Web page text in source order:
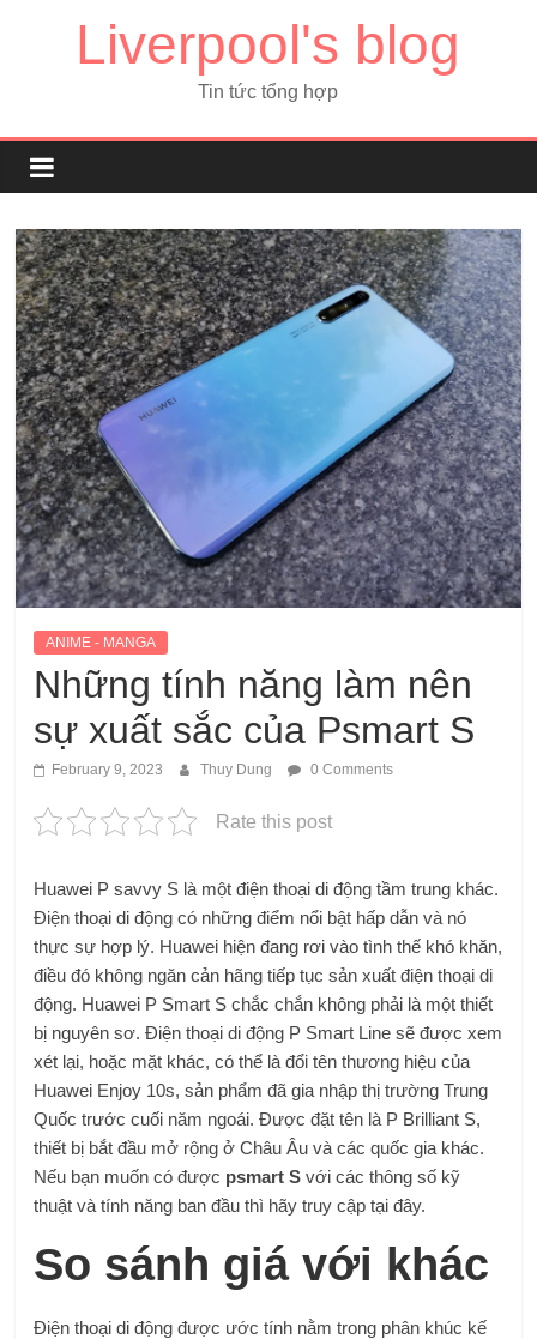
Liverpool's blog
Tin tức tổng hợp
ANIME - MANGA
Những tính năng làm nên
sự xuất sắc của Psmart S
February 9, 2023 Thuy Dung 0 Comments
Rate this post
Huawei P savvy S là một điện thoại di động tầm trung khác.
Điện thoại di động có những điểm nổi bật hấp dẫn và nó
thực sự hợp lý. Huawei hiện đang rơi vào tình thế khó khăn,
điều đó không ngăn cản hãng tiếp tục sản xuất điện thoại di
động. Huawei P Smart S chắc chắn không phải là một thiết
bị nguyên sơ. Điện thoại di động P Smart Line sẽ được xem
xét lại, hoặc mặt khác, có thể là đổi tên thương hiệu của
Huawei Enjoy 10s, sản phẩm đã gia nhập thị trường Trung
Quốc trước cuối năm ngoái. Được đặt tên là P Brilliant S,
thiết bị bắt đầu mở rộng ở Châu Âu và các quốc gia khác.
Nếu bạn muốn có được psmart S với các thông số kỹ
thuật và tính năng ban đầu thì hãy truy cập tại đây.
So sánh giá với khác
Điện thoại di động được ước tính nằm trong phân khúc kế